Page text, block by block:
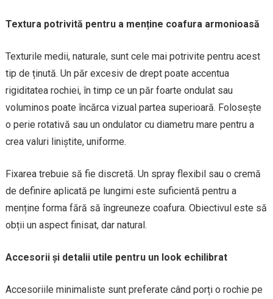
Textura potrivită pentru a menține coafura armonioasă
Texturile medii, naturale, sunt cele mai potrivite pentru acest
tip de ținută. Un păr excesiv de drept poate accentua
rigiditatea rochiei, în timp ce un păr foarte ondulat sau
voluminos poate încărca vizual partea superioară. Folosește
o perie rotativă sau un ondulator cu diametru mare pentru a
crea valuri liniștite, uniforme.
Fixarea trebuie să fie discretă. Un spray flexibil sau o cremă
de definire aplicată pe lungimi este suficientă pentru a
menține forma fără să îngreuneze coafura. Obiectivul este să
obții un aspect finisat, dar natural.
Accesorii și detalii utile pentru un look echilibrat
Accesoriile minimaliste sunt preferate când porți o rochie pe